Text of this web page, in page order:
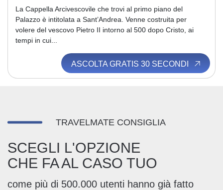
La Cappella Arcivescovile che trovi al primo piano del
Palazzo è intitolata a Sant’Andrea. Venne costruita per
volere del vescovo Pietro II intorno al 500 dopo Cristo, ai
tempi in cui...
ASCOLTA GRATIS 30 SECONDI
TRAVELMATE CONSIGLIA
SCEGLI L'OPZIONE
CHE FA AL CASO TUO
come più di 500.000 utenti hanno già fatto